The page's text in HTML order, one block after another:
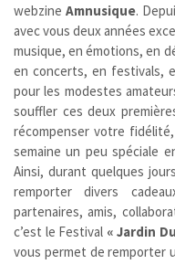
webzineAmnusique.
avec vous deux années
musique, en émotions, en
en concerts, en festivals,
pour les modestes
souffler ces deux
récompenser votre
semaine un peu spéciale
Ainsi, durant quelques
remporter divers
partenaires, amis,
c’est le Festival « Jardin
vous permet de remporter